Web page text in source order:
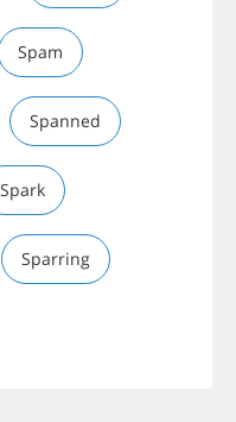
Spam
Spanned
Spark
Sparring